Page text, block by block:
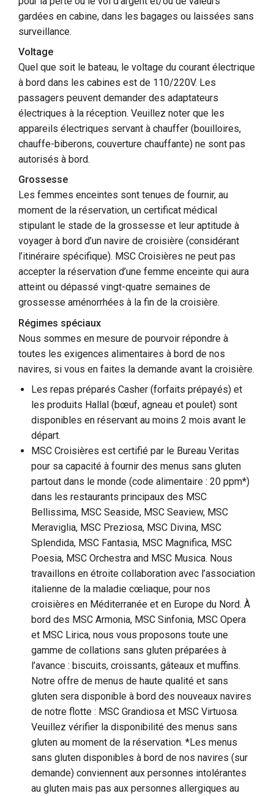
gardées en cabine, dans les bagages ou laissées sans
surveillance.
Voltage
Quel que soit le bateau, le voltage du courant électrique
à bord dans les cabines est de 110/220V. Les
passagers peuvent demander des adaptateurs
électriques à la réception. Veuillez noter que les
appareils électriques servant à chauffer (bouilloires,
chauffe-biberons, couverture chauffante) ne sont pas
autorisés à bord.
Grossesse
Les femmes enceintes sont tenues de fournir, au
moment de la réservation, un certificat médical
stipulant le stade de la grossesse et leur aptitude à
voyager à bord d’un navire de croisière (considérant
l’itinéraire spécifique). MSC Croisières ne peut pas
accepter la réservation d’une femme enceinte qui aura
atteint ou dépassé vingt-quatre semaines de
grossesse aménorrhées à la fin de la croisière.
Régimes spéciaux
Nous sommes en mesure de pourvoir répondre à
toutes les exigences alimentaires à bord de nos
navires, si vous en faites la demande avant la croisière.
Les repas préparés Casher (forfaits prépayés) et
les produits Hallal (bœuf, agneau et poulet) sont
disponibles en réservant au moins 2 mois avant le
départ.
MSC Croisières est certifié par le Bureau Veritas
pour sa capacité à fournir des menus sans gluten
partout dans le monde (code alimentaire : 20 ppm*)
dans les restaurants principaux des MSC
Bellissima, MSC Seaside, MSC Seaview, MSC
Meraviglia, MSC Preziosa, MSC Divina, MSC
Splendida, MSC Fantasia, MSC Magnifica, MSC
Poesia, MSC Orchestra and MSC Musica. Nous
travaillons en étroite collaboration avec l’association
italienne de la maladie cœliaque, pour nos
croisières en Méditerranée et en Europe du Nord. À
bord des MSC Armonia, MSC Sinfonia, MSC Opera
et MSC Lirica, nous vous proposons toute une
gamme de collations sans gluten préparées à
l’avance : biscuits, croissants, gâteaux et muffins.
Notre offre de menus de haute qualité et sans
gluten sera disponible à bord des nouveaux navires
de notre flotte : MSC Grandiosa et MSC Virtuosa.
Veuillez vérifier la disponibilité des menus sans
gluten au moment de la réservation. *Les menus
sans gluten disponibles à bord de nos navires (sur
demande) conviennent aux personnes intolérantes
au gluten mais pas aux personnes allergiques au